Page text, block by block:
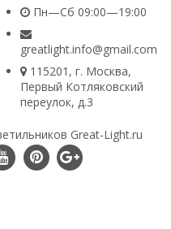
Пн—Сб 09:00—19:00
greatlight.info@gmail.com
115201 , г. Москва,
Первый Котляковский
переулок, д.3
Great-Light.ru